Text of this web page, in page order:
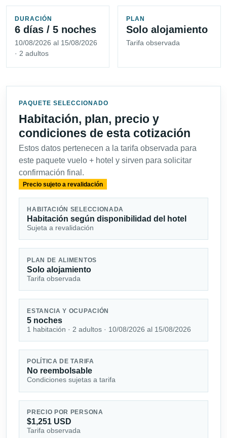
DURACIÓN
6 días / 5 noches
10/08/2026 al 15/08/2026
· 2 adultos
PLAN
Solo alojamiento
Tarifa observada
PAQUETE SELECCIONADO
Habitación, plan, precio y
condiciones de esta cotización
Estos datos pertenecen a la tarifa observada para
este paquete vuelo + hotel y sirven para solicitar
confirmación final.
Precio sujeto a revalidación
HABITACIÓN SELECCIONADA
Habitación según disponibilidad del hotel
Sujeta a revalidación
PLAN DE ALIMENTOS
Solo alojamiento
Tarifa observada
ESTANCIA Y OCUPACIÓN
5 noches
1 habitación · 2 adultos · 10/08/2026 al 15/08/2026
POLÍTICA DE TARIFA
No reembolsable
Condiciones sujetas a tarifa
PRECIO POR PERSONA
$1,251 USD
Tarifa observada